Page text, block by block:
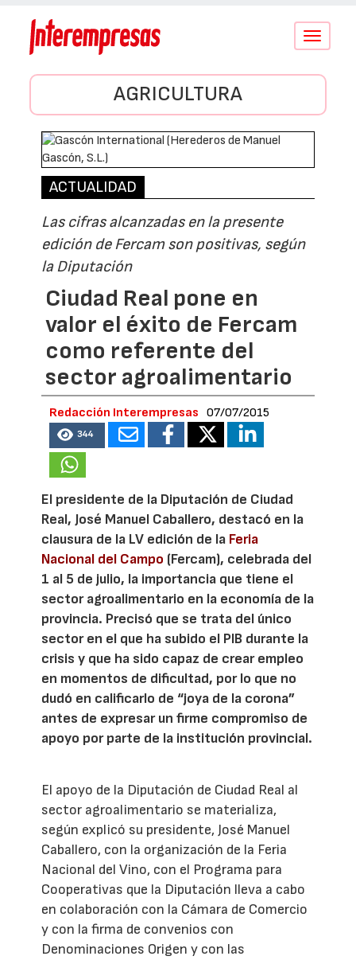
Conmutar
AGRICULTURA
ACTUALIDAD
Las cifras alcanzadas en la presente
edición de Fercam son positivas, según
la Diputación
Ciudad Real pone en
valor el éxito de Fercam
como referente del
sector agroalimentario
Redacción Interempresas 07/07/2015
344
El presidente de la Diputación de Ciudad
Real, José Manuel Caballero, destacó en la
clausura de la LV edición de la Feria
Nacional del Campo (Fercam), celebrada del
1 al 5 de julio, la importancia que tiene el
sector agroalimentario en la economía de la
provincia. Precisó que se trata del único
sector en el que ha subido el PIB durante la
crisis y que ha sido capaz de crear empleo
en momentos de dificultad, por lo que no
dudó en calificarlo de “joya de la corona”
antes de expresar un firme compromiso de
apoyo por parte de la institución provincial.
El apoyo de la Diputación de Ciudad Real al
sector agroalimentario se materializa,
según explicó su presidente, José Manuel
Caballero, con la organización de la Feria
Nacional del Vino, con el Programa para
Cooperativas que la Diputación lleva a cabo
en colaboración con la Cámara de Comercio
y con la firma de convenios con
Denominaciones Origen y con las